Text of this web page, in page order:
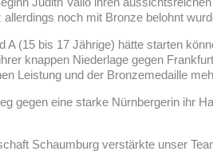
noch mit Bronze belohnt
A (15 bis 17 Jährige) hätte starten
knappen Niederlage gegen
Leistung und der Bronzemedaille
gegen eine starke Nürnbergerin ihr
Schaumburg verstärkte unser